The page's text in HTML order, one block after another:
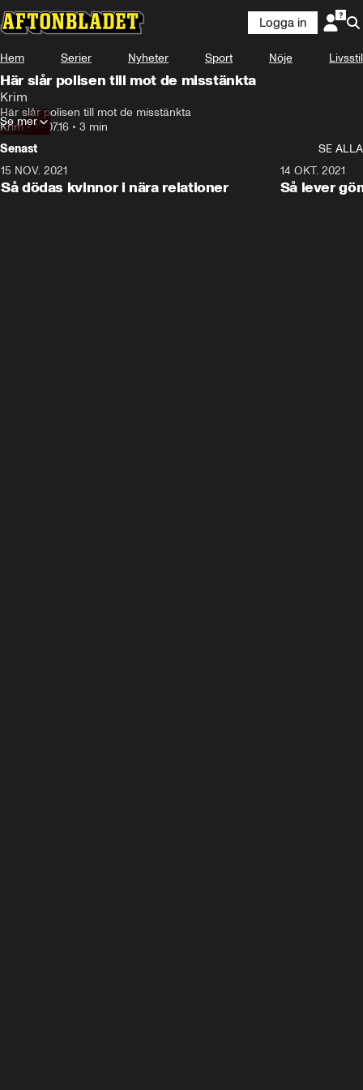
Logga in
Hem Serier Nyheter Sport Nöje Livsstil
Här slår polisen till mot de misstänkta
Krim
Här slår polisen till mot de misstänkta
Krim•15.07.16 • 3 min
Se mer
Senast
SE ALLA
15 NOV. 2021
Så dödas kvinnor i nära relationer
14 OKT. 2021
Så lever